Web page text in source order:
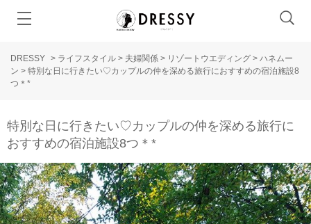
DRESSY > ライフスタイル > 夫婦関係 > リゾートウエディング > ハネムー
ン > 特別な日に行きたい♡カップルの仲を深める旅行におすすめの宿泊施設8
つ＊*
特別な日に行きたい♡カップルの仲を深める旅行に
おすすめの宿泊施設8つ＊*